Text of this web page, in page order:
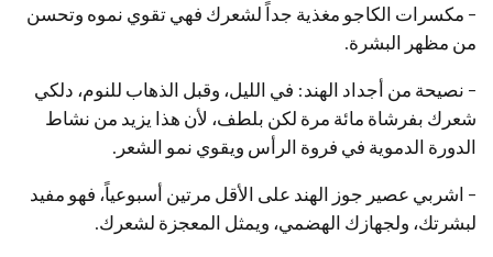
– مكسرات الكاجو مغذية جداً لشعرك فهي تقوي نموه وتحسن
من مظهر البشرة.
– نصيحة من أجداد الهند: في الليل، وقبل الذهاب للنوم، دلكي
شعرك بفرشاة مائة مرة لكن بلطف، لأن هذا يزيد من نشاط
الدورة الدموية في فروة الرأس ويقوي نمو الشعر.
– اشربي عصير جوز الهند على الأقل مرتين أسبوعياً، فهو مفيد
لبشرتك، ولجهازك الهضمي، ويمثل المعجزة لشعرك.